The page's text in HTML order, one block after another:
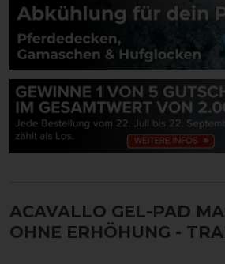
ACAVALLO GEL-PAD
OHNE ERHÖHUNG -